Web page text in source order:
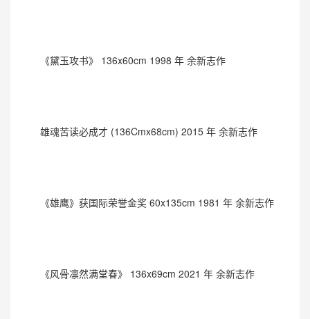
《黛玉攻书》 136x60cm 1998 年 余新志作
雄魂苦读必成才 (136Cmx68cm) 2015 年 余新志作
《雄鹰》获国际荣誉金奖 60x135cm 1981 年 余新志作
《风骨凛然满堂春》 136x69cm 2021 年 余新志作